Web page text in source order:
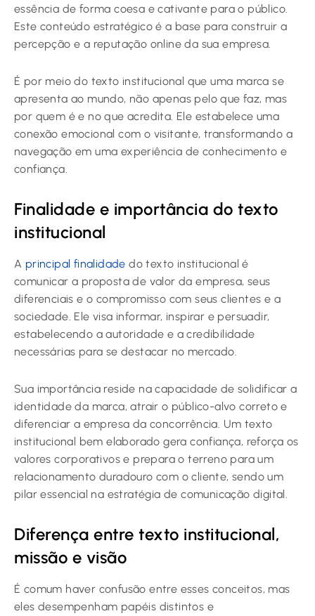
essência de forma coesa e cativante para o público.
Este conteúdo estratégico é a base para construir a
percepção e a reputação online da sua empresa.
É por meio do texto institucional que uma marca se
apresenta ao mundo, não apenas pelo que faz, mas
por quem é e no que acredita. Ele estabelece uma
conexão emocional com o visitante, transformando a
navegação em uma experiência de conhecimento e
confiança.
Finalidade e importância do texto
institucional
A principal finalidade do texto institucional é
comunicar a proposta de valor da empresa, seus
diferenciais e o compromisso com seus clientes e a
sociedade. Ele visa informar, inspirar e persuadir,
estabelecendo a autoridade e a credibilidade
necessárias para se destacar no mercado.
Sua importância reside na capacidade de solidificar a
identidade da marca, atrair o público-alvo correto e
diferenciar a empresa da concorrência. Um texto
institucional bem elaborado gera confiança, reforça os
valores corporativos e prepara o terreno para um
relacionamento duradouro com o cliente, sendo um
pilar essencial na estratégia de comunicação digital.
Diferença entre texto institucional,
missão e visão
É comum haver confusão entre esses conceitos, mas
eles desempenham papéis distintos e